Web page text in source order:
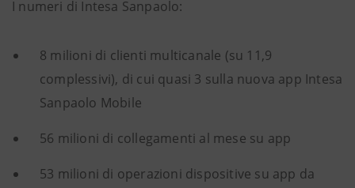
I numeri di Intesa Sanpaolo:
8 milioni di clienti multicanale (su 11,9
complessivi), di cui quasi 3 sulla nuova app Intesa
Sanpaolo Mobile
56 milioni di collegamenti al mese su app
53 milioni di operazioni dispositive su app da